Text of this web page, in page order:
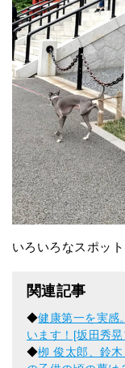
いろいろなスポッ
関連記事
◆健康第一を実感
います！[坂田秀
◆栁 俊太郎、鈴